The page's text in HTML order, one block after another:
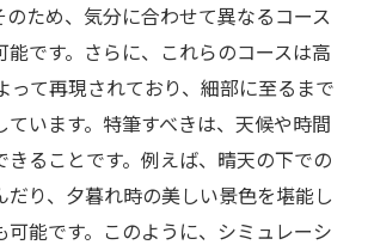
のため、気分に合わせて異なるコース
能です。さらに、これらのコースは高
って再現されており、細部に至るまで
ています。特筆すべきは、天候や時間
ることです。例えば、晴天の下での
だり、夕暮れ時の美しい景色を堪能し
可能です。このように、シミュレーシ